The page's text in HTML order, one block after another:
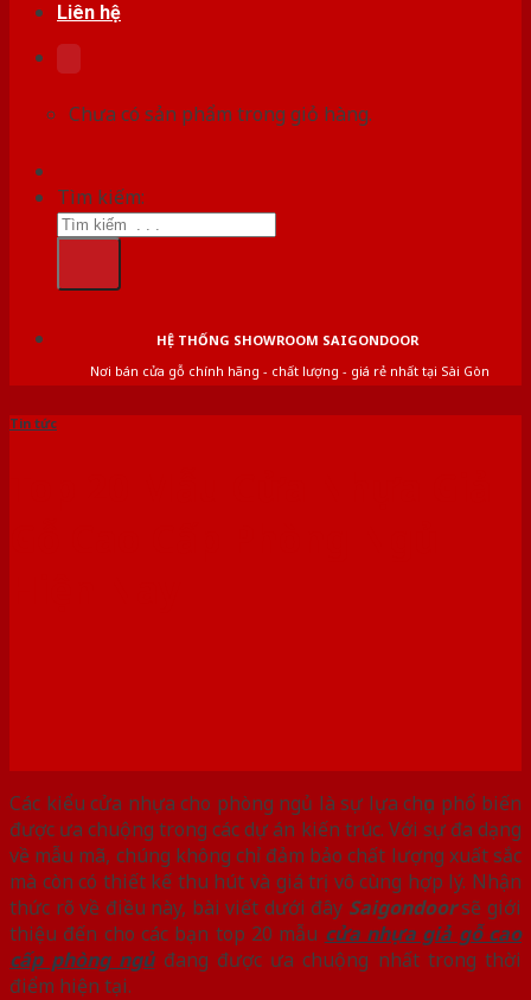
Liên hệ
Chưa có sản phẩm trong giỏ hàng.
Tìm kiếm:
HỆ THỐNG SHOWROOM SAIGONDOOR
Nơi bán cửa gỗ chính hãng - chất lượng - giá rẻ nhất tại Sài Gòn
Tin tức
Các kiểu cửa nhựa cho phòng ngủ là sự lựa chọn phổ biến
được ưa chuộng trong các dự án kiến trúc. Với sự đa dạng
về mẫu mã, chúng không chỉ đảm bảo chất lượng xuất sắc
mà còn có thiết kế thu hút và giá trị vô cùng hợp lý. Nhận
thức rõ về điều này, bài viết dưới đây Saigondoorsẽ giới
thiệu đến cho các bạn top 20 mẫu cửa nhựa giả gỗ cao
cấp phòng ngủđang được ưa chuộng nhất trong thời
điểm hiện tại.